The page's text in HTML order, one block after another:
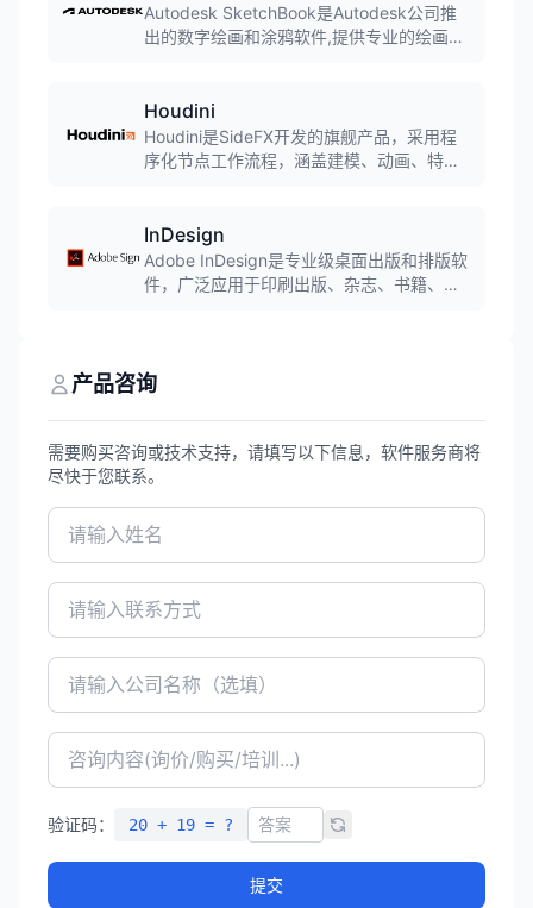
Autodesk SketchBook是Autodesk公司推
出的数字绘画和涂鸦软件,提供专业的绘画工
计、概念艺术和数字绘画领域。
Houdini
Houdini是SideFX开发的旗舰产品，采用程
序化节点工作流程，涵盖建模、动画、特效
个版本，满足不同规模团队的需求。
InDesign
Adobe InDesign是专业级桌面出版和排版软
件，广泛应用于印刷出版、杂志、书籍、宣
产品咨询
需要购买咨询或技术支持，请填写以下信息，软件服务商将
尽快于您联系。
验证码： 20 + 19 = ?
提交